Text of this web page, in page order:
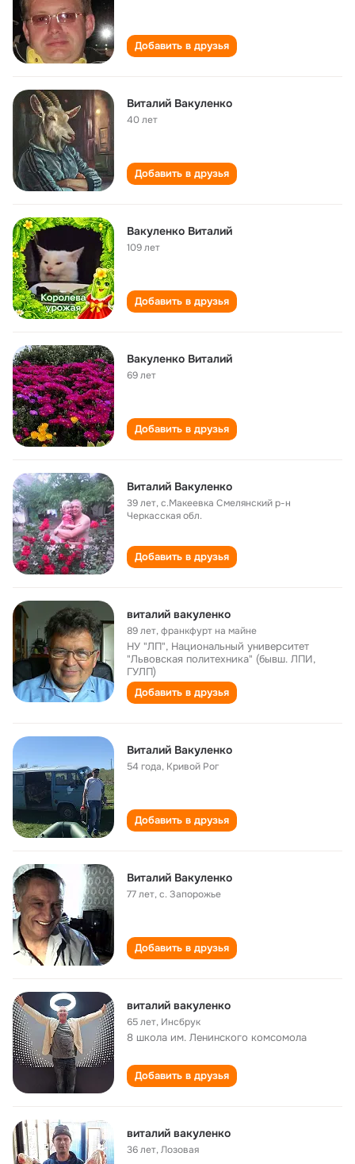
Добавить в друзья
Виталий Вакуленко
40 лет
Добавить в друзья
Вакуленко Виталий
109 лет
Добавить в друзья
Вакуленко Виталий
69 лет
Добавить в друзья
Виталий Вакуленко
39 лет,с.Макеевка Смелянский р-н
Черкасская обл.
Добавить в друзья
виталий вакуленко
89 лет,франкфурт на майне
НУ "ЛП", Национальный университет
"Львовская политехника" (бывш. ЛПИ,
ГУЛП)
Добавить в друзья
Виталий Вакуленко
54 года, Кривой Рог
Добавить в друзья
Виталий Вакуленко
77 лет,с. Запорожье
Добавить в друзья
виталий вакуленко
65 лет, Инсбрук
8 школа им. Ленинского комсомола
Добавить в друзья
виталий вакуленко
36 лет,Лозовая